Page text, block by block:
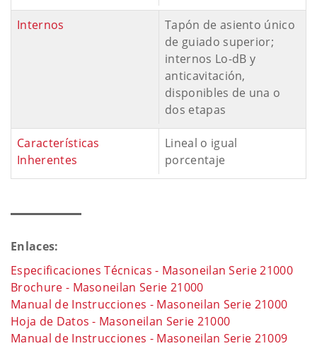
Internos
Tapón de asiento único
de guiado superior;
internos Lo-dB y
anticavitación,
disponibles de una o
dos etapas
Características
Inherentes
Lineal o igual
porcentaje
Enlaces:
Especificaciones Técnicas - Masoneilan Serie 21000
Brochure - Masoneilan Serie 21000
Manual de Instrucciones - Masoneilan Serie 21000
Hoja de Datos - Masoneilan Serie 21000
Manual de Instrucciones - Masoneilan Serie 21009